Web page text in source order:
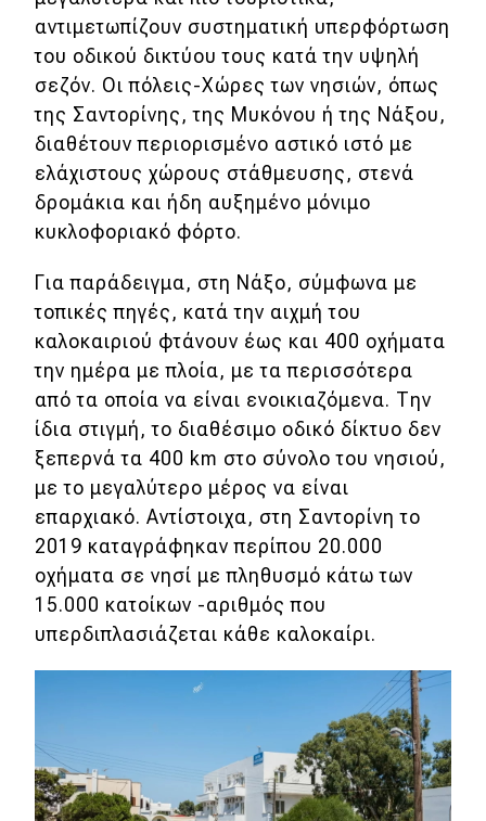
αντιμετωπίζουν συστηματική υπερφόρτωση
του οδικού δικτύου τους κατά την υψηλή
σεζόν. Οι πόλεις-Χώρες των νησιών, όπως
της Σαντορίνης, της Μυκόνου ή της Νάξου,
διαθέτουν περιορισμένο αστικό ιστό με
ελάχιστους χώρους στάθμευσης, στενά
δρομάκια και ήδη αυξημένο μόνιμο
κυκλοφοριακό φόρτο.
Για παράδειγμα, στη Νάξο, σύμφωνα με
τοπικές πηγές, κατά την αιχμή του
καλοκαιριού φτάνουν έως και 400 οχήματα
την ημέρα με πλοία, με τα περισσότερα
από τα οποία να είναι ενοικιαζόμενα. Την
ίδια στιγμή, το διαθέσιμο οδικό δίκτυο δεν
ξεπερνά τα 400 km στο σύνολο του νησιού,
με το μεγαλύτερο μέρος να είναι
επαρχιακό. Αντίστοιχα, στη Σαντορίνη το
2019 καταγράφηκαν περίπου 20.000
οχήματα σε νησί με πληθυσμό κάτω των
15.000 κατοίκων -αριθμός που
υπερδιπλασιάζεται κάθε καλοκαίρι.